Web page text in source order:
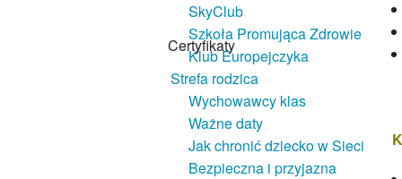
SkyClub
Szkoła Promująca Zdrowie
Klub Europejczyka
Strefa rodzica
Wychowawcy klas
Ważne daty
Jak chronić dziecko w Sieci
Bezpieczna i przyjazna
Certyfikaty